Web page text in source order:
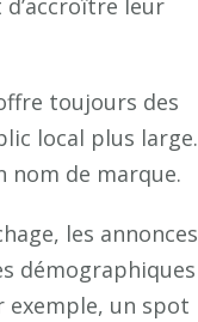
leur
toujours des
local plus large.
nom de marque.
les annonces
démographiques
exemple, un spot